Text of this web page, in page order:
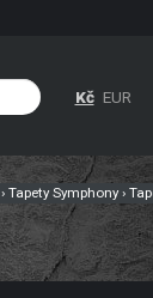
›Tapety Symphony›
Kč EUR